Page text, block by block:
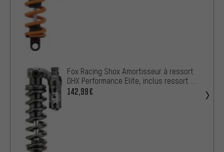
Fox Racing Shox Amortisseur à ressort
DHX Performance Elite, inclus ressort de
500 lbs
142,99€